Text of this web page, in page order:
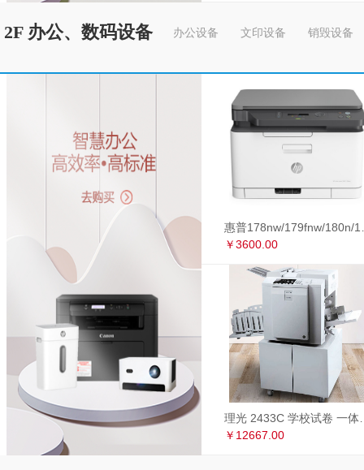
2F 办公、数码设备 办公设备 文印设备 销毁设备
￥3600.00
￥12667.00